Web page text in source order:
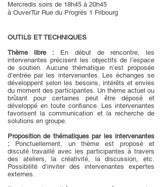
​Mercredis soirs de 18h45 à 20h45
à OuverTür Rue du Progrés 1 Fribourg
OUTILS ET TECHNIQUES
Thème libre : En début de rencontre, les
intervenantes précisent les objectifs de l’espace
de soutien. Aucune thématique n’est proposée
d’entrée par les intervenantes. Les échanges se
développent selon les besoins, intérêts et envies
du moment des participantes. Un thème actuel ou
brûlant pour certaines peut être déposé et
développé en toute confiance. Les intervenantes
favorisent la communication et la recherche de
solutions en groupe.
Proposition de thématiques par les intervenantes
: Ponctuellement, un thème est proposé et
discuté travaillé avec les participantes à travers
des ateliers, la créativité, la discussion, etc.
Possibilité d’inviter des intervenantes expertes
externes.